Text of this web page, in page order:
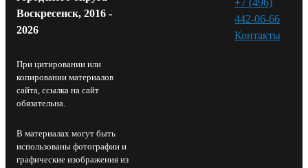
Воскресенск, 2016 -
2026
При цитировании или
копировании материалов
сайта, ссылка на сайт
обязательна.
В материалах могут быть
использованы фотографии и
графические изображения из
442-06-66
Контакты⁠